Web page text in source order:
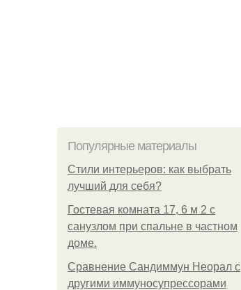
Популярные материалы
Стили интерьеров: как выбрать
лучший для себя?
Гостевая комната 17, 6 м 2 с
санузлом при спальне в частном
доме.
Сравнение Сандиммун Неорал с
другими иммуносупрессорами